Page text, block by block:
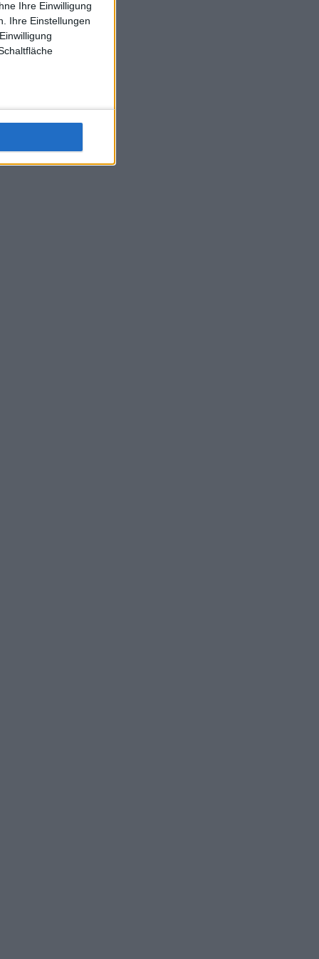
Ihre Einwilligung
Ihre Einstellungen
L-Struff wahrscheinlich morge 3 Spiele absolvieren (2.
1x Doppel) dank der hervorragenden Unterstützung
für F-A-A